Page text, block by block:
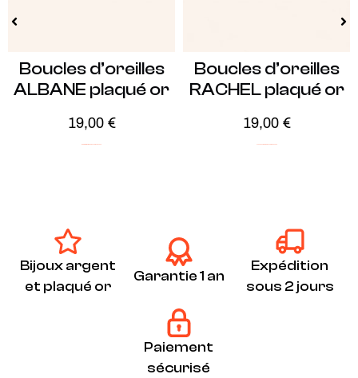
Boucles d’oreilles
ALBANE plaqué or
19,00 €
Boucles d’oreilles
RACHEL plaqué or
19,00 €
Bijoux argent
et plaqué or
Garantie 1 an
Expédition
sous 2 jours
Paiement
sécurisé